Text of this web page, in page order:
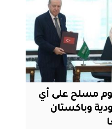
مسلح على أي
وباكستان